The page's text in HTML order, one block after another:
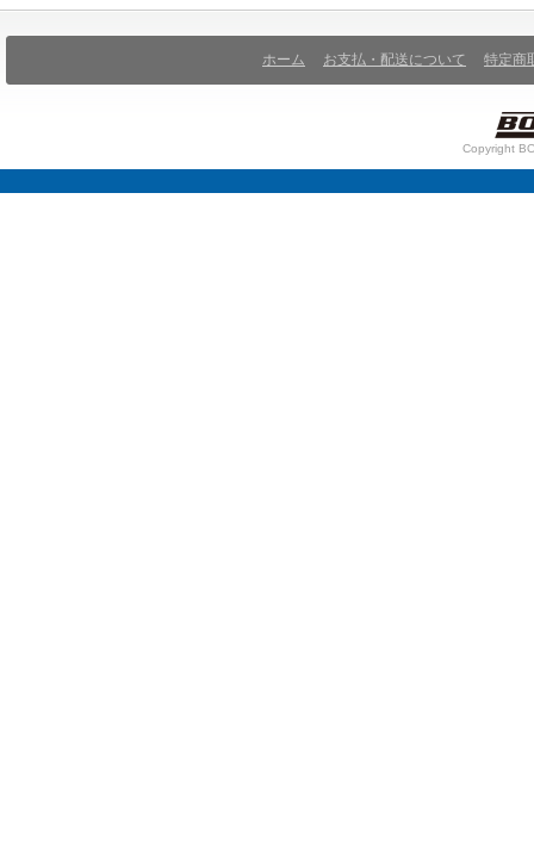
ホーム お支払・配送について 特定商
Copyright